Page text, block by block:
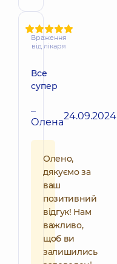
Враження
від лікаря
Все
супер
–
Олена24.09.2024
Олено,
дякуємо за
ваш
позитивний
відгук! Нам
важливо,
щоб ви
залишились